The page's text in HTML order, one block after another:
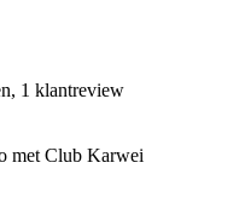
1 klantreview
met Club Karwei